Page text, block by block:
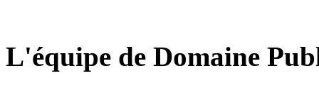
L'équipe de Domaine